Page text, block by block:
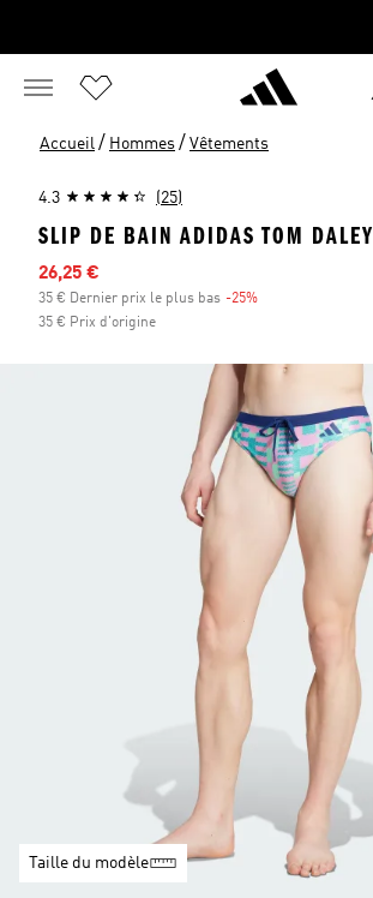
Accueil / Hommes / Vêtements
4.3 (25)
SLIP DE BAIN ADIDAS TOM DALEY
Prix en promo
26,25 €
35 € Dernier prix le plus bas -25%
35 € Prix d'origine
Taille du modèle